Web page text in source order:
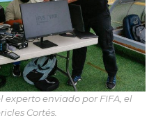
enviado por FIFA, el
Cortés.